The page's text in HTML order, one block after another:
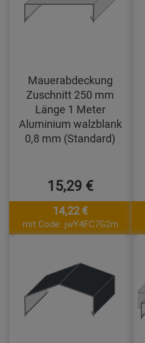
Mauerabdeckung
Zuschnitt 250 mm
Länge 1 Meter
Aluminium walzblank
0,8 mm (Standard)
15,29 €
14,22 €
mit Code: jwY4FC7G2m